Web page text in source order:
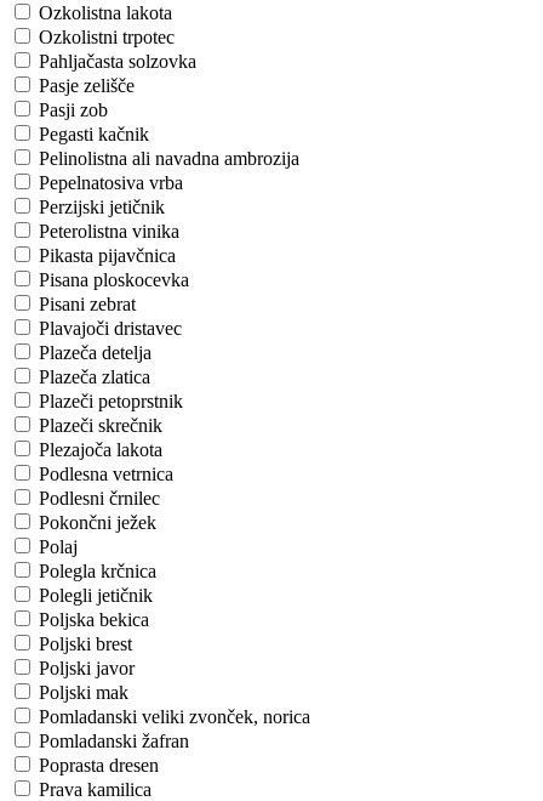
Ozkolistna lakota
Ozkolistni trpotec
Pahljačasta solzovka
Pasje zelišče
Pasji zob
Pegasti kačnik
Pelinolistna ali navadna ambrozija
Pepelnatosiva vrba
Perzijski jetičnik
Peterolistna vinika
Pikasta pijavčnica
Pisana ploskocevka
Pisani zebrat
Plavajoči dristavec
Plazeča detelja
Plazeča zlatica
Plazeči petoprstnik
Plazeči skrečnik
Plezajoča lakota
Podlesna vetrnica
Podlesni črnilec
Pokončni ježek
Polaj
Polegla krčnica
Polegli jetičnik
Poljska bekica
Poljski brest
Poljski javor
Poljski mak
Pomladanski veliki zvonček, norica
Pomladanski žafran
Poprasta dresen
Prava kamilica